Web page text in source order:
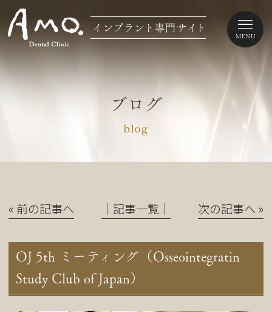
ブログ
blog
« 前の記事へ │記事一覧│ 次の記事へ »
OJ 5th ミーティング（Osseointegratin
Study Club of Japan）